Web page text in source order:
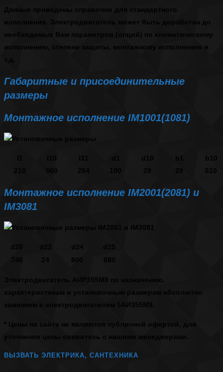
Данные приведены справочно для стандартного
исполнения. Электродвигатель может быть доработан до
необходимых Вам параметров (опций) по климатическому
исполнению, степени защиты, монтажному исполнению и
Габаритные и присоединительные
размеры
Монтажное исполнение IM1001(1081)
560 254 28 610
Монтажное исполнение IM2001(2081) и
IM3081
d20 d24
800
Электродвигатель АИР355М8 по назначению,
характеристикам и установочным размерам абсолютно
заменяем с электродвигателем
5АИ355М8
* Цены на сайте не являются публичной офертой, для
уточнения цены свяжитесь с нашими менеджерами.
ВЫЗВАТЬ ЭЛЕКТРИКА, САНТЕХНИКА